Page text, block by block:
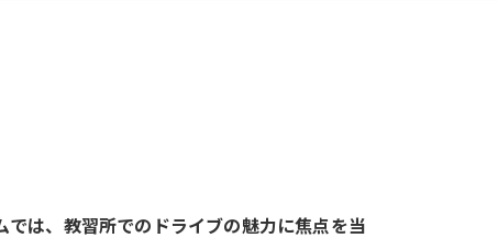
は、教習所でのドライブの魅力に焦点を当